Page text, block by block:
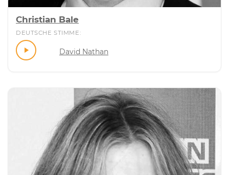
Christian Bale
DEUTSCHE STIMME:
David Nathan